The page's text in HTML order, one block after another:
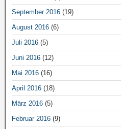
September 2016 (19)
August 2016 (6)
Juli 2016 (5)
Juni 2016 (12)
Mai 2016 (16)
April 2016 (18)
März 2016 (5)
Februar 2016 (9)